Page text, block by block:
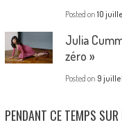
Posted on 10
Julia
zéro »
Posted on 9
PENDANT CE TEMPS SUR